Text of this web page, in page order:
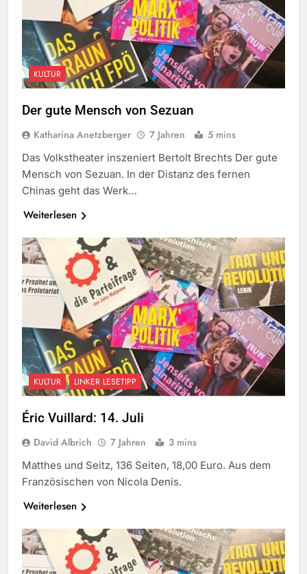
KULTUR
Der gute Mensch von Sezuan
Katharina Anetzberger 7 Jahren 5 mins
Das Volkstheater inszeniert Bertolt Brechts Der gute
Mensch von Sezuan. In der Distanz des fernen
Chinas geht das Werk…
Weiterlesen
KULTUR LINKER LESETIPP
Éric Vuillard: 14. Juli
David Albrich 7 Jahren 3 mins
Matthes und Seitz, 136 Seiten, 18,00 Euro. Aus dem
Französischen von Nicola Denis.
Weiterlesen